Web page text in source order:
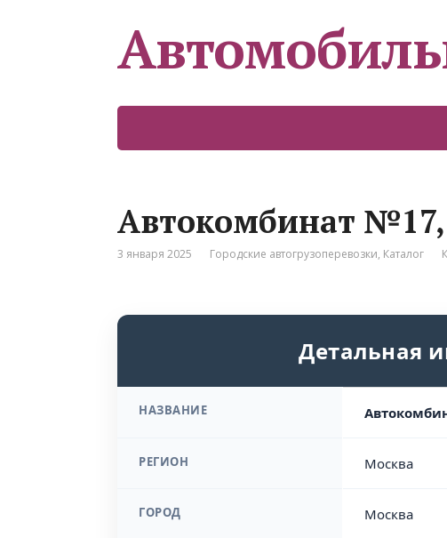
Автокомбинат
3 января 2025 Городские автогрузоперевозки, Каталог
Детальная
НАЗВАНИЕ
РЕГИОН Москва
ГОРОД Москва